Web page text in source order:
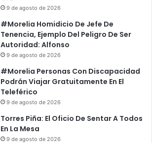
9 de agosto de 2026
#Morelia Homidicio De Jefe De
Tenencia, Ejemplo Del Peligro De Ser
Autoridad: Alfonso
9 de agosto de 2026
#Morelia Personas Con Discapacidad
Podrán Viajar Gratuitamente En El
Teleférico
9 de agosto de 2026
Torres Piña: El Oficio De Sentar A Todos
En La Mesa
9 de agosto de 2026